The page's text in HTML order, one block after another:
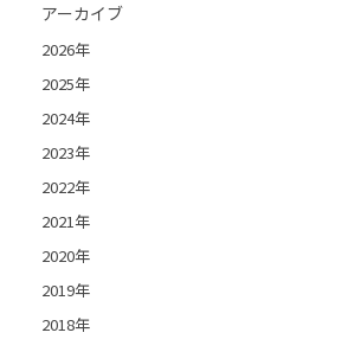
アーカイブ
2026年
2025年
2024年
2023年
2022年
2021年
2020年
2019年
2018年